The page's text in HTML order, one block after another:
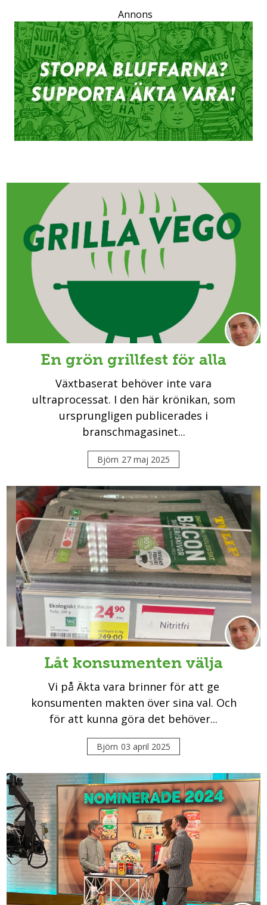
Annons
En grön grillfest för alla
Växtbaserat behöver inte vara
ultraprocessat. I den här krönikan, som
ursprungligen publicerades i
branschmagasinet...
Björn 27 maj 2025
Låt konsumenten välja
Vi på Äkta vara brinner för att ge
konsumenten makten över sina val. Och
för att kunna göra det behöver...
Björn 03 april 2025